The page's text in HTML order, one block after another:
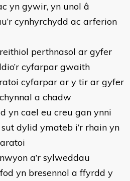
yn gywir, yn unol â
cynhyrchydd ac arferion
perthnasol ar gyfer
cyfarpar gwaith
cyfarpar ar y tir ar gyfer
a chadw
yn cael eu creu gan ynni
dylid ymateb i’r rhain yn
a’r sylweddau
yn bresennol a ffyrdd y